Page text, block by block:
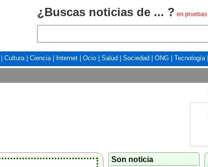
¿Buscas noticias de ... ? en pruebas
Cultura| Ciencia| Internet Ocio Salud Sociedad ONG Tecnología|
Son noticia